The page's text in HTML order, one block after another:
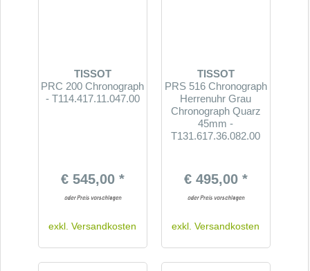
TISSOT
PRC 200 Chronograph
- T114.417.11.047.00
€ 545,00 *
exkl.Versandkosten
TISSOT
PRS 516 Chronograph
Herrenuhr Grau
Chronograph Quarz
45mm -
T131.617.36.082.00
€ 495,00 *
exkl.Versandkosten